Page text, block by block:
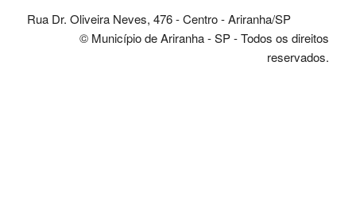
Rua Dr. Oliveira Neves, 476 - Centro - Ariranha/SP
© Município de Ariranha - SP - Todos os direitos
reservados.